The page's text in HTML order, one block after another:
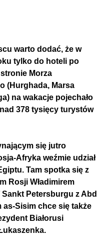
warto dodać, że w
tylko do hoteli po
Morza
(Hurghada, Marsa
na wakacje pojechało
378 tysięcy turystów
się jutro
Afryka weźmie udział
Tam spotka się z
Rosji Władimirem
Sankt Petersburgu z Abd
as-Sisim chce się także
Białorusi